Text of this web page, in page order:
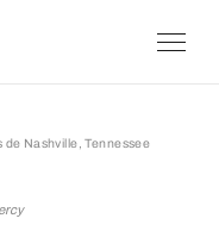
de Nashville, Tennessee